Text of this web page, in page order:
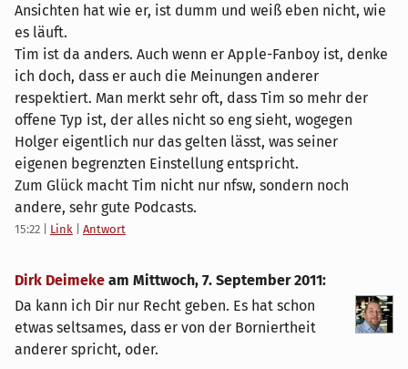
Ansichten hat wie er, ist dumm und weiß eben nicht, wie
es läuft.
Tim ist da anders. Auch wenn er Apple-Fanboy ist, denke
ich doch, dass er auch die Meinungen anderer
respektiert. Man merkt sehr oft, dass Tim so mehr der
offene Typ ist, der alles nicht so eng sieht, wogegen
Holger eigentlich nur das gelten lässt, was seiner
eigenen begrenzten Einstellung entspricht.
Zum Glück macht Tim nicht nur nfsw, sondern noch
andere, sehr gute Podcasts.
15:22 Link Antwort
Dirk Deimeke am Mittwoch, 7. September 2011:
Da kann ich Dir nur Recht geben. Es hat schon
etwas seltsames, dass er von der Borniertheit
anderer spricht, oder.